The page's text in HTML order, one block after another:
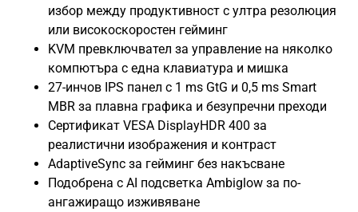
избор между продуктивност с ултра резолюция
или високоскоростен гейминг
KVM превключвател за управление на няколко
компютъра с една клавиатура и мишка
27-инчов IPS панел с 1 ms GtG и 0,5 ms Smart
MBR за плавна графика и безупречни преходи
Сертификат VESA DisplayHDR 400 за
реалистични изображения и контраст
AdaptiveSync за гейминг без накъсване
Подобрена с AI подсветка Ambiglow за по-
ангажиращо изживяване